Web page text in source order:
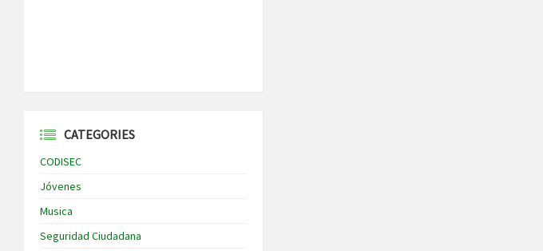
CATEGORIES
CODISEC
Jóvenes
Musica
Seguridad Ciudadana